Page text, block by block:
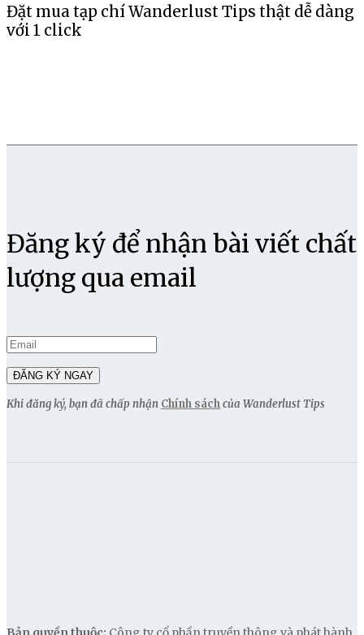
Đặt mua tạp chí Wanderlust Tips thật dễ dàng
với 1 click
Đăng ký để nhận bài viết chất
lượng qua email
Khi đăng ký, bạn đã chấp nhận Chính sáchcủa Wanderlust Tips